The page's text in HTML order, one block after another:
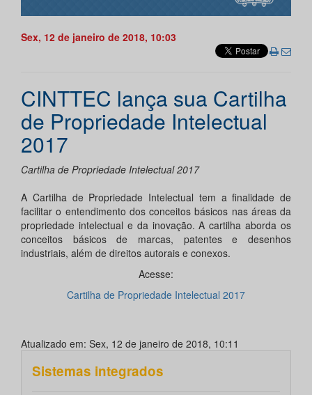
Sex, 12 de janeiro de 2018, 10:03
CINTTEC lança sua Cartilha
de Propriedade Intelectual
2017
Cartilha de Propriedade Intelectual 2017
A Cartilha de Propriedade Intelectual tem a finalidade de
facilitar o entendimento dos conceitos básicos nas áreas da
propriedade intelectual e da inovação. A cartilha aborda os
conceitos básicos de marcas, patentes e desenhos
industriais, além de direitos autorais e conexos.
Acesse:
Cartilha de Propriedade Intelectual 2017
Atualizado em: Sex, 12 de janeiro de 2018, 10:11
Sistemas integrados